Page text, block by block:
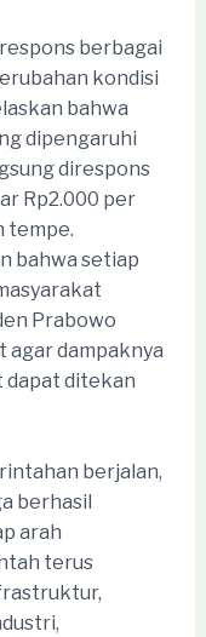
berbagai
kondisi
bahwa
dipengaruhi
direspons
Rp2.000 per
tempe.
bahwa setiap
Prabowo
agar dampaknya
dapat ditekan
berjalan,
berhasil
arah
terus